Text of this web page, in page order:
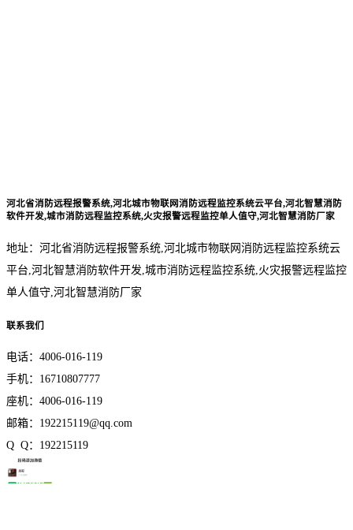
河北省消防远程报警系统,河北城市物联网消防远程监控系统云平台,河北智慧消防
软件开发,城市消防远程监控系统,火灾报警远程监控单人值守,河北智慧消防厂家
地址：河北省消防远程报警系统,河北城市物联网消防远程监控系统云
平台,河北智慧消防软件开发,城市消防远程监控系统,火灾报警远程监控
单人值守,河北智慧消防厂家
联系我们
电话：4006-016-119
手机：16710807777
座机：4006-016-119
邮箱：192215119@qq.com
Q Q：192215119